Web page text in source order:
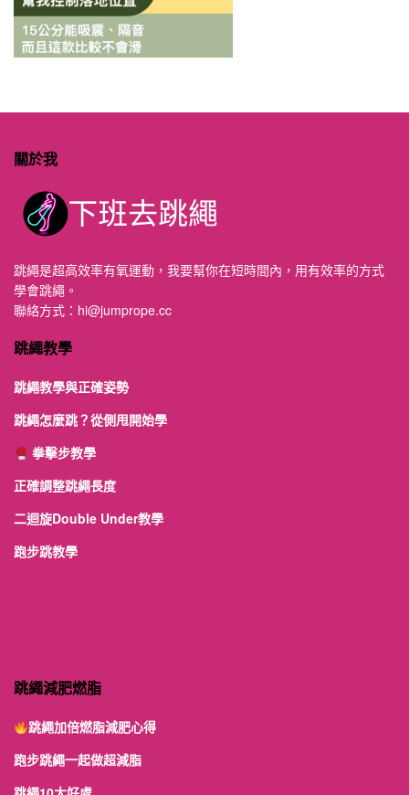
關於我
跳繩是超高效率有氧運動，我要幫你在短時間內，用有效率的方式
學會跳繩。
聯絡方式： hi@jumprope.cc
跳繩教學
跳繩教學與正確姿勢
跳繩怎麼跳？從側甩開始學
拳擊步教學
正確調整跳繩長度
二迴旋Double Under教學
跑步跳教學
跳繩減肥燃脂
跳繩加倍燃脂減肥心得
跑步跳繩一起做超減脂